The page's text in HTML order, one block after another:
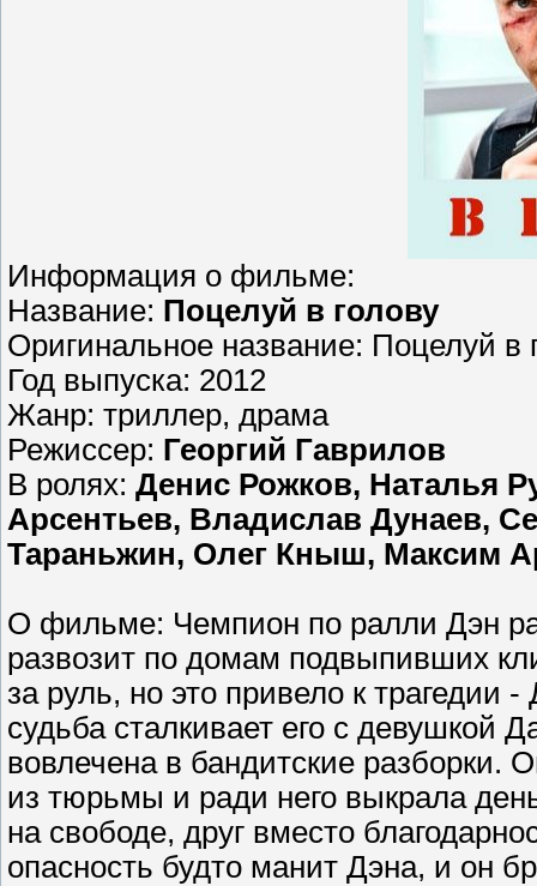
Информация о фильме:
Название: Поцелуй в голову
Оригинальное название: Поцелуй в
Год выпуска: 2012
Жанр: триллер, драма
Режиссер: Георгий Гаврилов
В ролях: Денис Рожков, Наталья
Арсентьев, Владислав Дунаев,
Тараньжин, Олег Кныш, Максим
О фильме: Чемпион по ралли Дэн
развозит по домам подвыпивших
за руль, но это привело к
судьба сталкивает его с девушкой
вовлечена в бандитские разборки.
из тюрьмы и ради него выкрала
на свободе, друг вместо
опасность будто манит Дэна, и он